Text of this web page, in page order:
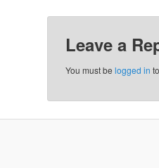
Leave a
You must be logged in